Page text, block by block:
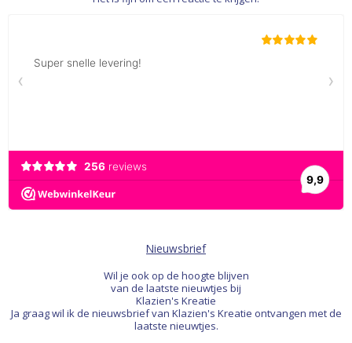
Nieuwsbrief
Wil je ook op de hoogte blijven
van de laatste nieuwtjes bij
Klazien's Kreatie
Ja graag wil ik de nieuwsbrief van Klazien's Kreatie ontvangen met de
laatste nieuwtjes.